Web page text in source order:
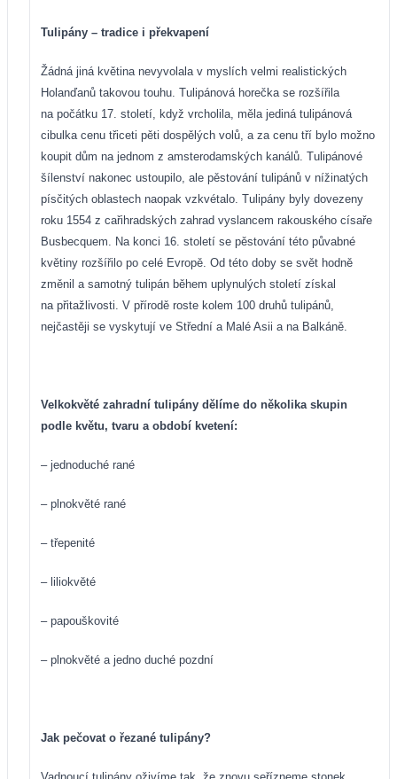
Tulipány – tradice i překvapení
Žádná jiná květina nevyvolala v myslích velmi realistických
Holanďanů takovou touhu. Tulipánová horečka se rozšířila
na počátku 17. století, když vrcholila, měla jediná tulipánová
cibulka cenu třiceti pěti dospělých volů, a za cenu tří bylo možno
koupit dům na jednom z amsterodamských kanálů. Tulipánové
šílenství nakonec ustoupilo, ale pěstování tulipánů v nížinatých
písčitých oblastech naopak vzkvétalo. Tulipány byly dovezeny
roku 1554 z cařihradských zahrad vyslancem rakouského císaře
Busbecquem. Na konci 16. století se pěstování této půvabné
květiny rozšířilo po celé Evropě. Od této doby se svět hodně
změnil a samotný tulipán během uplynulých století získal
na přitažlivosti. V přírodě roste kolem 100 druhů tulipánů,
nejčastěji se vyskytují ve Střední a Malé Asii a na Balkáně.
Velkokvěté zahradní tulipány dělíme do několika skupin
podle květu, tvaru a období kvetení:
– jednoduché rané
– plnokvěté rané
– třepenité
– liliokvěté
– papouškovité
– plnokvěté a jedno duché pozdní
Jak pečovat o řezané tulipány?